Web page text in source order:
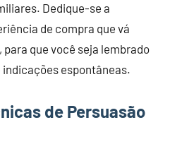
Dedique-se a
de compra que vá
que você seja lembrado
espontâneas.
de Persuasão